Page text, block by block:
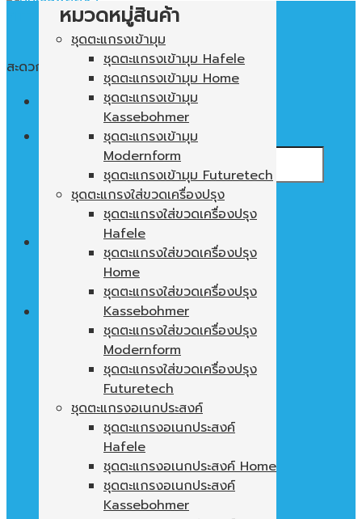
สะดวก ใช้งานง่าย พื้นที่ในตู้ไม่เปล่าประโยชน์
ไม่มีสินค้าในตะกร้า
ตะกร้าสินค้า
ไม่มีสินค้าในตะกร้า
หมวดหมู่สินค้า
ชุดตะแกรงเข้ามุม
ชุดตะแกรงเข้ามุม Hafele
ชุดตะแกรงเข้ามุม Home
ชุดตะแกรงเข้ามุม
Kassebohmer
ชุดตะแกรงเข้ามุม
Modernform
ชุดตะแกรงเข้ามุม Futuretech
ชุดตะแกรงใส่ขวดเครื่องปรุง
ชุดตะแกรงใส่ขวดเครื่องปรุง
Hafele
ชุดตะแกรงใส่ขวดเครื่องปรุง
Home
ชุดตะแกรงใส่ขวดเครื่องปรุง
Kassebohmer
ชุดตะแกรงใส่ขวดเครื่องปรุง
Modernform
ชุดตะแกรงใส่ขวดเครื่องปรุง
Futuretech
ชุดตะแกรงอเนกประสงค์
ชุดตะแกรงอเนกประสงค์
Hafele
ชุดตะแกรงอเนกประสงค์ Home
ชุดตะแกรงอเนกประสงค์
Kassebohmer